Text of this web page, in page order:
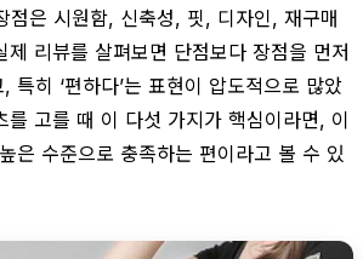
점은 시원함, 신축성, 핏, 디자인, 재구매
제 리뷰를 살펴보면 단점보다 장점을 먼저
특히 ‘편하다’는 표현이 압도적으로 많았
를 고를 때 이 다섯 가지가 핵심이라면, 이
은 수준으로 충족하는 편이라고 볼 수 있